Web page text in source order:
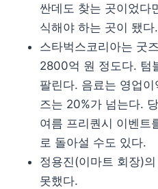
싼데도 찾는 곳이었다
식해야 하는 곳이 됐다.
스타벅스코리아는 굿
2800억 원 정도다. 텀
팔린다. 음료는 영업
즈는 20%가 넘는다.
여름 프리퀀시 이벤트
로 돌아설 수도 있다.
정용진(이마트 회장)
못했다.